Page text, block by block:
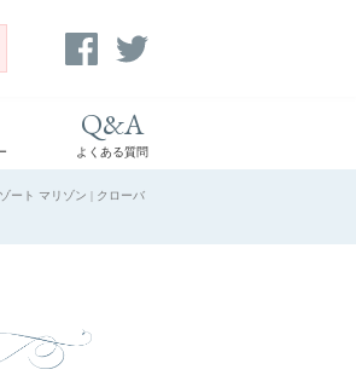
Q&A
よくある質問
ート マリゾン | クローバ